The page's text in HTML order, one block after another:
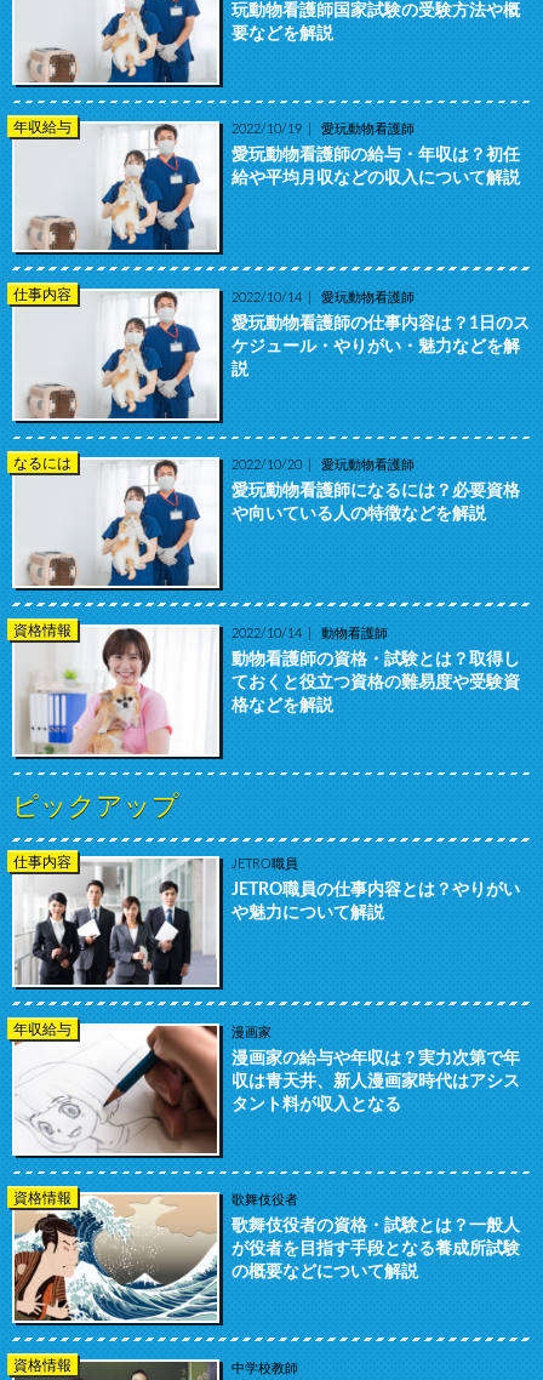
玩動物看護師国家試験の受験方法や概
要などを解説
年収給与 2022/10/19 愛玩動物看護師
愛玩動物看護師の給与・年収は？初任
給や平均月収などの収入について解説
仕事内容 2022/10/14 愛玩動物看護師
愛玩動物看護師の仕事内容は？1日のス
ケジュール・やりがい・魅力などを解
説
なるには 2022/10/20 愛玩動物看護師
愛玩動物看護師になるには？必要資格
や向いている人の特徴などを解説
資格情報 2022/10/14 動物看護師
動物看護師の資格・試験とは？取得し
ておくと役立つ資格の難易度や受験資
格などを解説
ピックアップ
仕事内容 JETRO職員
JETRO職員の仕事内容とは？やりがい
や魅力について解説
年収給与 漫画家
漫画家の給与や年収は？実力次第で年
収は青天井、新人漫画家時代はアシス
タント料が収入となる
資格情報 歌舞伎役者
歌舞伎役者の資格・試験とは？一般人
が役者を目指す手段となる養成所試験
の概要などについて解説
資格情報 中学校教師